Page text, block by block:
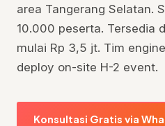
area Tangerang Selatan.
10.000 peserta. Tersedia
mulai Rp 3,5 jt. Tim
deploy on-site H-2 event.
Konsultasi Gratis via